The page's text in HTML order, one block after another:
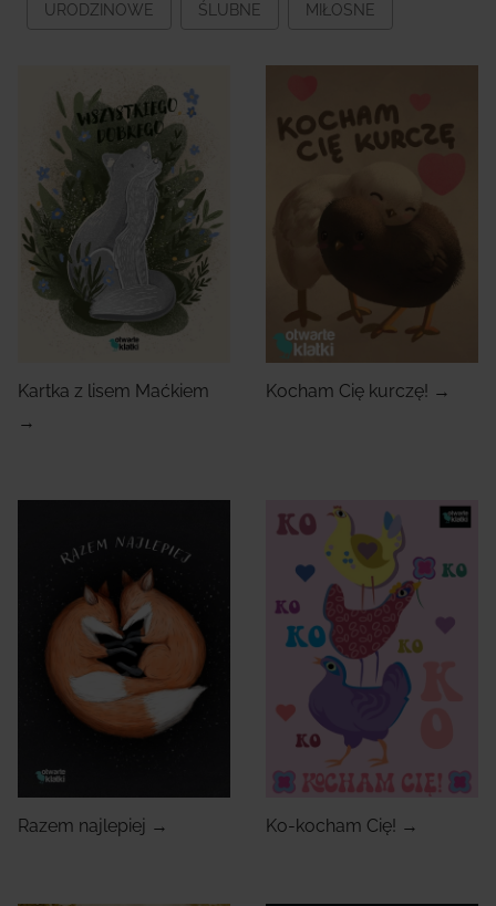
URODZINOWE ŚLUBNE MIŁOSNE
Kartka z lisem Maćkiem
→
Kocham Cię kurczę! →
Razem najlepiej → Ko-kocham Cię! →